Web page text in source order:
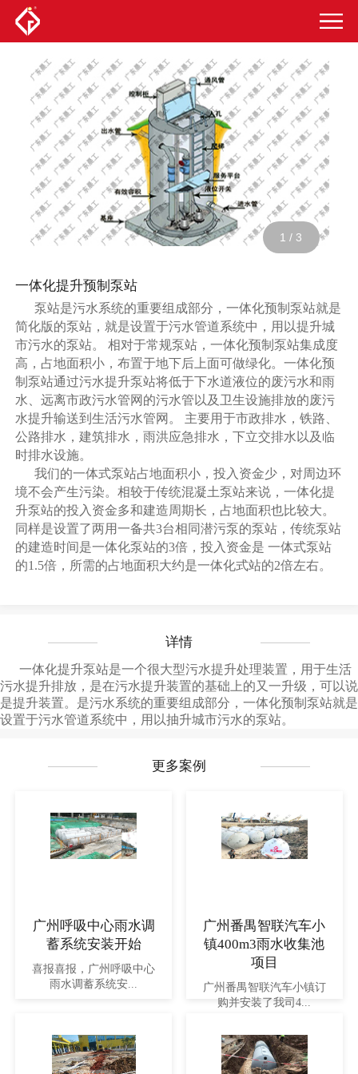
1 / 3
一体化提升预制泵站
泵站是污水系统的重要组成部分，一体化预制泵站就是
简化版的泵站，就是设置于污水管道系统中，用以提升城
市污水的泵站。 相对于常规泵站，一体化预制泵站集成度
高，占地面积小，布置于地下后上面可做绿化。一体化预
制泵站通过污水提升泵站将低于下水道液位的废污水和雨
水、远离市政污水管网的污水管以及卫生设施排放的废污
水提升输送到生活污水管网。 主要用于市政排水，铁路、
公路排水，建筑排水，雨洪应急排水，下立交排水以及临
时排水设施。
我们的一体式泵站占地面积小，投入资金少，对周边环
境不会产生污染。相较于传统混凝土泵站来说，一体化提
升泵站的投入资金多和建造周期长，占地面积也比较大。
同样是设置了两用一备共3台相同潜污泵的泵站，传统泵站
的建造时间是一体化泵站的3倍，投入资金是 一体式泵站
的1.5倍，所需的占地面积大约是一体化式站的2倍左右。
详情
一体化提升泵站是一个很大型污水提升处理装置，用于生活
污水提升排放，是在污水提升装置的基础上的又一升级，可以说
是提升装置。是污水系统的重要组成部分，一体化预制泵站就是
设置于污水管道系统中，用以抽升城市污水的泵站。
更多案例
广州呼吸中心雨水调
蓄系统安装开始
喜报喜报，广州呼吸中心
雨水调蓄系统安...
广州番禺智联汽车小
镇400m3雨水收集池
项目
广州番禺智联汽车小镇订
购并安装了我司4...